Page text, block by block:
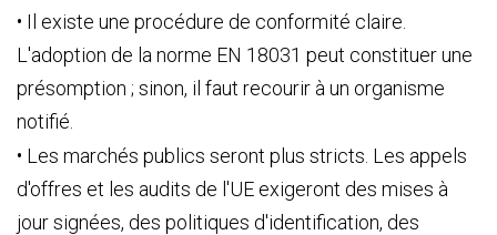
• Il existe une procédure de conformité claire.
L'adoption de la norme EN 18031 peut constituer une
présomption ; sinon, il faut recourir à un organisme
notifié.
• Les marchés publics seront plus stricts. Les appels
d'offres et les audits de l'UE exigeront des mises à
jour signées, des politiques d'identification, des